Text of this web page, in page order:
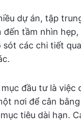
dự án, tập
đến tầm nhìn hẹp,
sót các chi tiết
đầu tư là việc
nơi để cân
tiêu dài hạn.